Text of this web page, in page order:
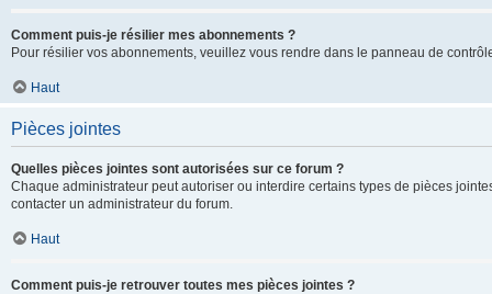
Comment puis-je résilier mes abonnements ?
Pour résilier vos abonnements, veuillez vous rendre dans le panneau de
Haut
Pièces jointes
Quelles pièces jointes sont autorisées sur ce forum ?
Chaque administrateur peut autoriser ou interdire certains types de pièces
contacter un administrateur du forum.
Haut
Comment puis-je retrouver toutes mes pièces jointes ?